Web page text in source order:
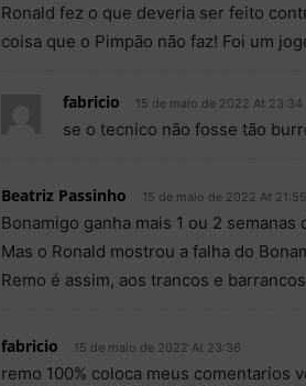
Ronald fez o que deveria ser feito
coisa que o Pimpão não faz! Foi um
fabricio 15 de maio de 2022 At 23:34
se o tecnico não fosse tão
Beatriz Passinho 15 de maio de 2022 At 21:55
Bonamigo ganha mais 1 ou 2 semanas
Mas o Ronald mostrou a falha do
Remo é assim, aos trancos e
fabricio 15 de maio de 2022 At 23:36
remo 100% coloca meus comentarios